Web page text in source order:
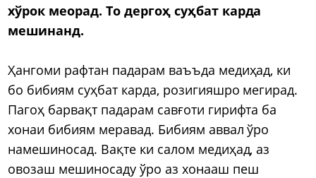
хўрок меорад. То дергоҳ суҳбат карда
мешинанд.
Ҳангоми рафтан падарам ваъъда медиҳад, ки
бо бибиям суҳбат карда, розигияшро мегирад.
Пагоҳ барвақт падарам савғоти гирифта ба
хонаи бибиям меравад. Бибиям аввал ўро
намешиносад. Вақте ки салом медиҳад, аз
овозаш мешиносаду ўро аз хонааш пеш